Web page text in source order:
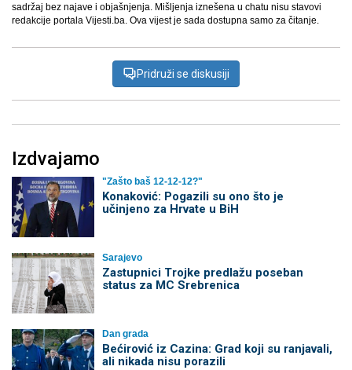
sadržaj bez najave i objašnjenja. Mišljenja iznešena u chatu nisu stavovi
redakcije portala Vijesti.ba. Ova vijest je sada dostupna samo za čitanje.
Pridruži se diskusiji
Izdvajamo
"Zašto baš 12-12-12?"
Konaković: Pogazili su ono što je
učinjeno za Hrvate u BiH
Sarajevo
Zastupnici Trojke predlažu poseban
status za MC Srebrenica
Dan grada
Bećirović iz Cazina: Grad koji su ranjavali,
ali nikada nisu porazili